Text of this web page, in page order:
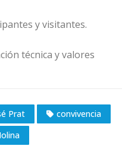
y visitantes.
técnica y valores
Prat
convivencia